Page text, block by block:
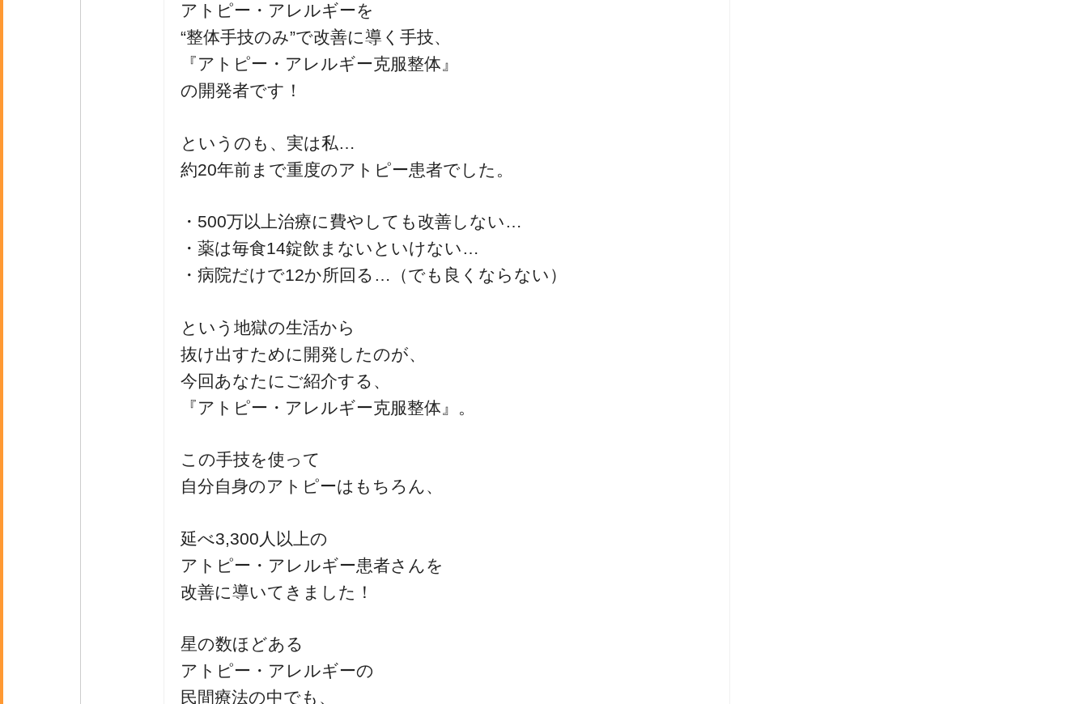
アトピー・アレルギーを
“整体手技のみ”で改善に導く手技、
『アトピー・アレルギー克服整体』
の開発者です！
というのも、実は私…
約20年前まで重度のアトピー患者でした。
・500万以上治療に費やしても改善しない…
・薬は毎食14錠飲まないといけない…
・病院だけで12か所回る…（でも良くならない）
という地獄の生活から
抜け出すために開発したのが、
今回あなたにご紹介する、
『アトピー・アレルギー克服整体』。
この手技を使って
自分自身のアトピーはもちろん、
延べ3,300人以上の
アトピー・アレルギー患者さんを
改善に導いてきました！
星の数ほどある
アトピー・アレルギーの
民間療法の中でも、